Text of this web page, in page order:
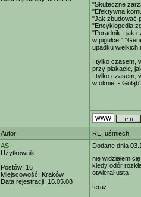
"Skuteczne
"Efektywna
"Jak zbudować
"Encyklopedia
"Poradnik - jak
w pigułce."
upadku wielkich
I tylko czasem,
przy plakacie,
I tylko czasem,
w oknie. -
Autor
RE: uśmiech
AS___
Użytkownik
Postów: 16
Miejscowość: Kraków
Data rejestracji: 16.05.08
Dodane dnia
nie widziałem
kiedy odór
otwierał usta
teraz